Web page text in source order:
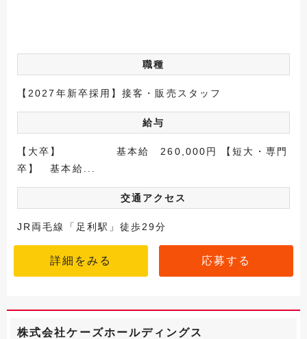
職種
【2027年新卒採用】接客・販売スタッフ
給与
【大卒】 基本給 260,000円 【短大・専門
卒】 基本給...
交通アクセス
JR両毛線「足利駅」徒歩29分
詳細をみる 応募する
株式会社ケーズホールディングス